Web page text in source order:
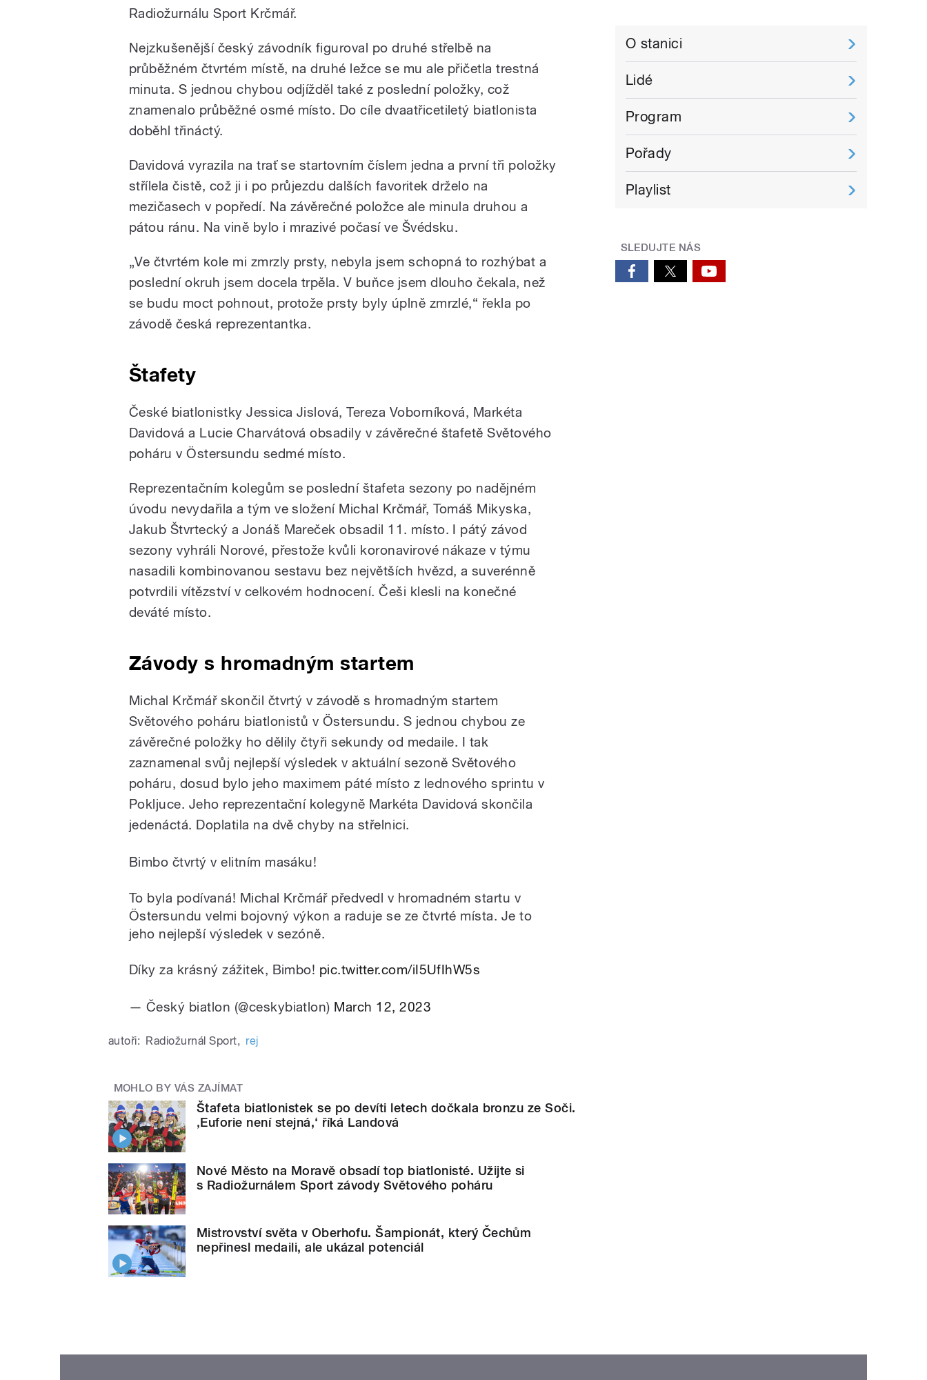
Radiožurnálu Sport Krčmář.
Nejzkušenější český závodník figuroval po druhé střelbě na
průběžném čtvrtém místě, na druhé ležce se mu ale přičetla trestná
minuta. S jednou chybou odjížděl také z poslední položky, což
znamenalo průběžné osmé místo. Do cíle dvaatřicetiletý biatlonista
doběhl třináctý.
Davidová vyrazila na trať se startovním číslem jedna a první tři položky
střílela čistě, což ji i po průjezdu dalších favoritek drželo na
mezičasech v popředí. Na závěrečné položce ale minula druhou a
pátou ránu. Na vině bylo i mrazivé počasí ve Švédsku.
„Ve čtvrtém kole mi zmrzly prsty, nebyla jsem schopná to rozhýbat a
poslední okruh jsem docela trpěla. V buňce jsem dlouho čekala, než
se budu moct pohnout, protože prsty byly úplně zmrzlé,“ řekla po
závodě česká reprezentantka.
Štafety
České biatlonistky Jessica Jislová, Tereza Voborníková, Markéta
Davidová a Lucie Charvátová obsadily v závěrečné štafetě Světového
poháru v Östersundu sedmé místo.
Reprezentačním kolegům se poslední štafeta sezony po nadějném
úvodu nevydařila a tým ve složení Michal Krčmář, Tomáš Mikyska,
Jakub Štvrtecký a Jonáš Mareček obsadil 11. místo. I pátý závod
sezony vyhráli Norové, přestože kvůli koronavirové nákaze v týmu
nasadili kombinovanou sestavu bez největších hvězd, a suverénně
potvrdili vítězství v celkovém hodnocení. Češi klesli na konečné
deváté místo.
Závody s hromadným startem
Michal Krčmář skončil čtvrtý v závodě s hromadným startem
Světového poháru biatlonistů v Östersundu. S jednou chybou ze
závěrečné položky ho dělily čtyři sekundy od medaile. I tak
zaznamenal svůj nejlepší výsledek v aktuální sezoně Světového
poháru, dosud bylo jeho maximem páté místo z lednového sprintu v
Pokljuce. Jeho reprezentační kolegyně Markéta Davidová skončila
jedenáctá. Doplatila na dvě chyby na střelnici.
Bimbo čtvrtý v elitním masáku!
To byla podívaná! Michal Krčmář předvedl v hromadném startu v
Östersundu velmi bojovný výkon a raduje se ze čtvrté místa. Je to
jeho nejlepší výsledek v sezóně.
Díky za krásný zážitek, Bimbo! pic.twitter.com/iI5UfIhW5s
— Český biatlon (@ceskybiatlon) March 12, 2023
autoři: Radiožurnál Sport, rej
MOHLO BY VÁS ZAJÍMAT
Štafeta biatlonistek se po devíti letech dočkala bronzu ze Soči.
‚Euforie není stejná,‘ říká Landová
Nové Město na Moravě obsadí top biatlonisté. Užijte si
s Radiožurnálem Sport závody Světového poháru
Mistrovství světa v Oberhofu. Šampionát, který Čechům
nepřinesl medaili, ale ukázal potenciál
O stanici
Lidé
Program
Pořady
Playlist
SLEDUJTE NÁS